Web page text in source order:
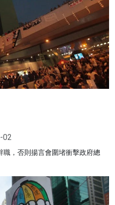
02
，否則揚言會圍堵衝擊政府總